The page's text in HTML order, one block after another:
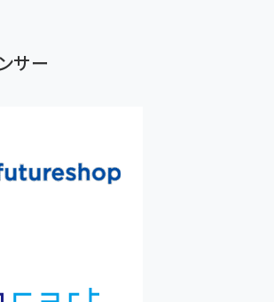
サー